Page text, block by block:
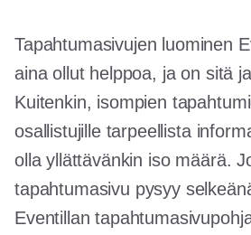
Tapahtumasivujen luominen
aina ollut helppoa, ja on sitä
Kuitenkin, isompien
osallistujille tarpeellista
olla yllättävänkin iso määrä.
tapahtumasivu pysyy
Eventillan